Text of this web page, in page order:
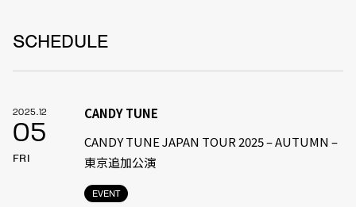
SCHEDULE
2025.12
05
FRI
EVENT
CANDY TUNE
CANDY TUNE JAPAN TOUR 2025 – AUTUMN –
東京追加公演